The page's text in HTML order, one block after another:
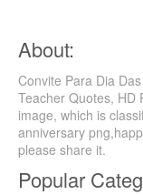
About:
Convite Para Dia
Teacher Quotes, HD
image, which is
anniversary
please share it.
Popular